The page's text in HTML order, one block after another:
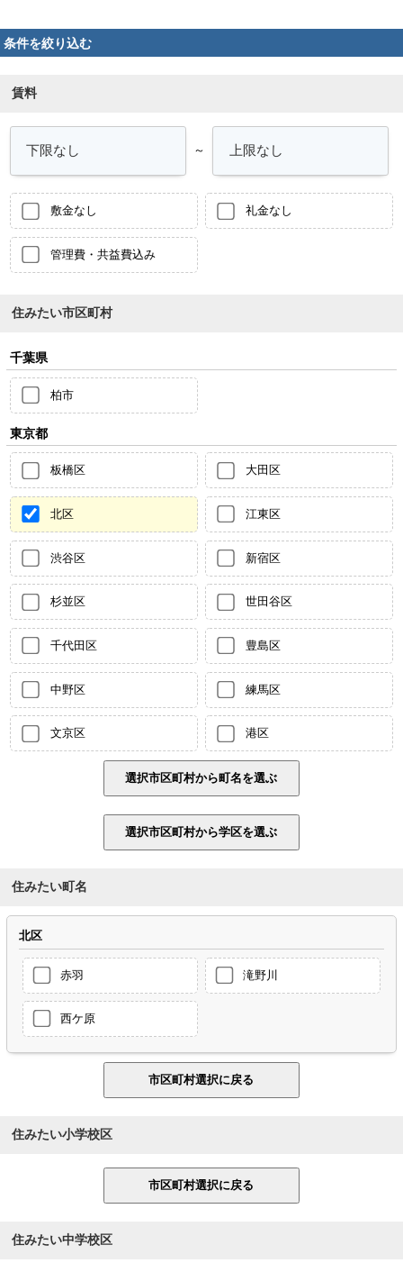
条件を絞り込む
賃料
～
敷金なし 礼金なし
管理費・共益費込み
住みたい市区町村
千葉県
柏市
東京都
板橋区 大田区
北区 江東区
渋谷区 新宿区
杉並区 世田谷区
千代田区 豊島区
中野区 練馬区
文京区 港区
住みたい町名
北区
赤羽 滝野川
西ケ原
住みたい小学校区
住みたい中学校区